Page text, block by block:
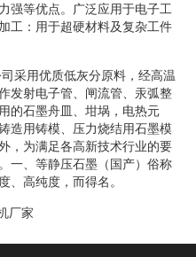
强等优点。广泛应用于电子工
工：用于超硬材料及复杂工件
采用优质低灰分原料，经高温
发射电子管、闸流管、汞弧整
的石墨舟皿、坩埚，电热元
造用铸模、压力烧结用石墨模
，为满足各高新技术行业的要
一、等静压石墨（国产）俗称
、高纯度，而得名。
厂家